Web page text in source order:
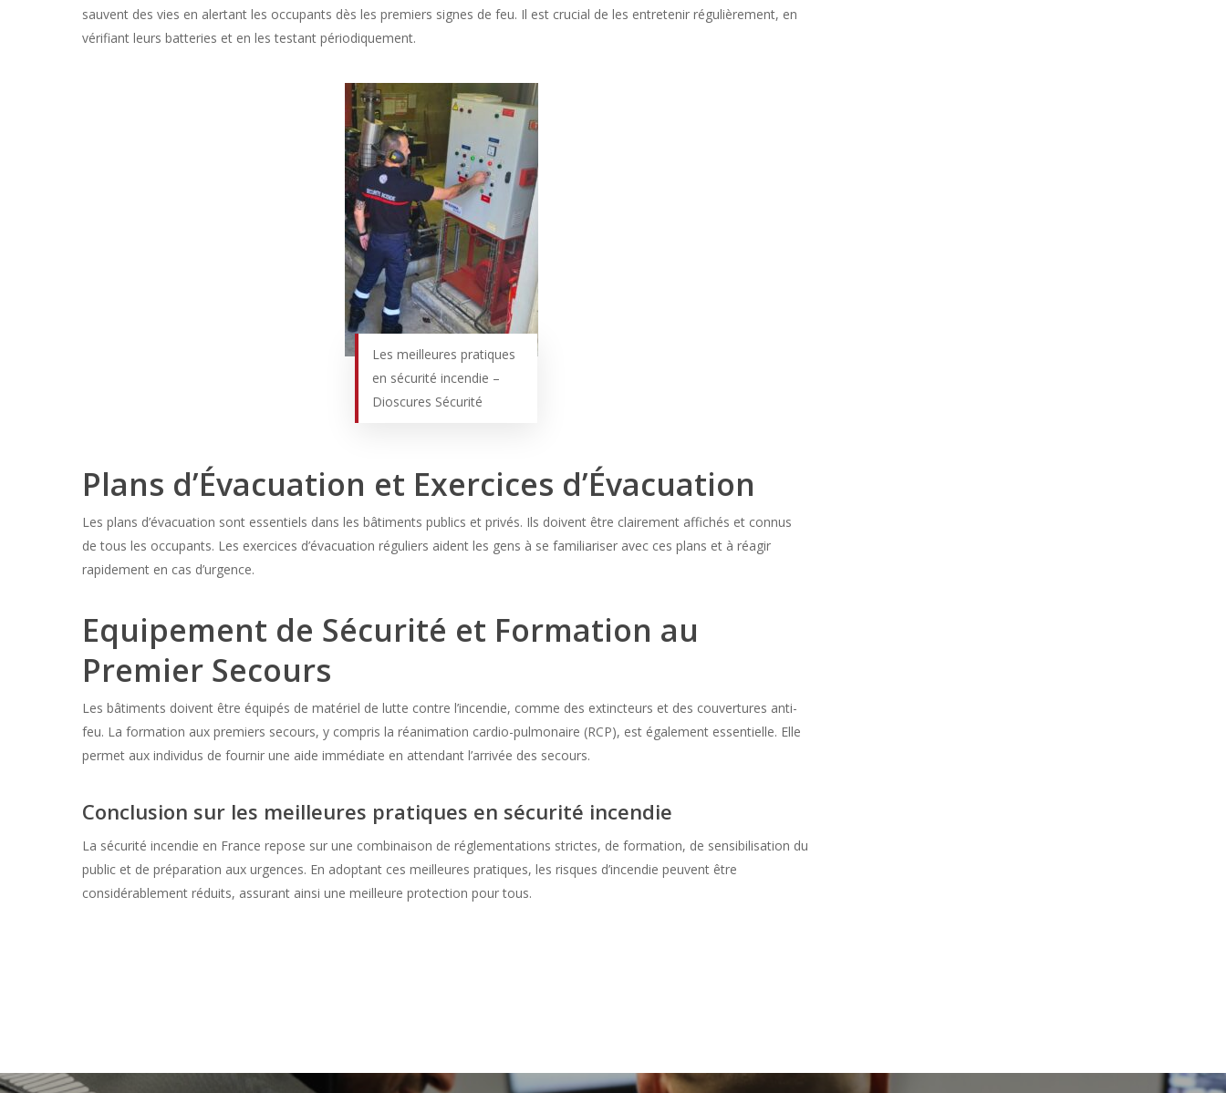
sauvent des vies en alertant les occupants dès les premiers signes de feu. Il est crucial de les entretenir régulièrement, en
vérifiant leurs batteries et en les testant périodiquement.
Les meilleures pratiques
en sécurité incendie –
Dioscures Sécurité
Plans d’Évacuation et Exercices d’Évacuation
Les plans d’évacuation sont essentiels dans les bâtiments publics et privés. Ils doivent être clairement affichés et connus
de tous les occupants. Les exercices d’évacuation réguliers aident les gens à se familiariser avec ces plans et à réagir
rapidement en cas d’urgence.
Equipement de Sécurité et Formation au
Premier Secours
Les bâtiments doivent être équipés de matériel de lutte contre l’incendie, comme des extincteurs et des couvertures anti-
feu. La formation aux premiers secours, y compris la réanimation cardio-pulmonaire (RCP), est également essentielle. Elle
permet aux individus de fournir une aide immédiate en attendant l’arrivée des secours.
Conclusion sur les meilleures pratiques en sécurité incendie
La sécurité incendie en France repose sur une combinaison de réglementations strictes, de formation, de sensibilisation du
public et de préparation aux urgences. En adoptant ces meilleures pratiques, les risques d’incendie peuvent être
considérablement réduits, assurant ainsi une meilleure protection pour tous.